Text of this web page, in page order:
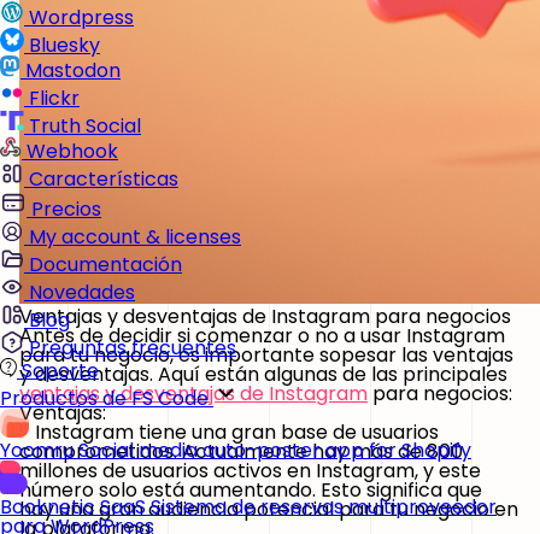
Wordpress
Bluesky
Mastodon
Flickr
Truth Social
Webhook
Características
Precios
My account & licenses
Documentación
Novedades
Blog
Preguntas frecuentes
Soporte
Productos de FS Code
YoomruSocial media auto-poster app for Shopify
Booknetic SaaS Sistema de reservas multiproveedor
para WordPress
Ventajas y desventajas de Instagram para negocios
Antes de decidir si comenzar o no a usar Instagram
para tu negocio, es importante sopesar las ventajas
y desventajas. Aquí están algunas de las principales
ventajas y desventajas de Instagram para negocios:
Ventajas:
- Instagram tiene una gran base de usuarios
comprometidos.Actualmente hay más de 800
millones de usuarios activos en Instagram, y este
número solo está aumentando. Esto significa que
hay una gran audiencia potencial para tu negocio en